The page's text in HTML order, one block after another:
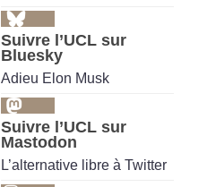
Suivre l’UCL sur
Bluesky
Adieu Elon Musk
Suivre l’UCL sur
Mastodon
L’alternative libre à Twitter